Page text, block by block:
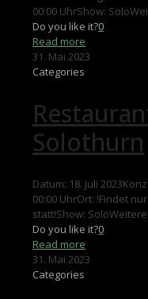
00:00 UhrShow:
Do you like it?0
Read more
31. Mai 2023
Categories
Solothurn
Datum: 18. Juli
00:00 UhrOrt: !Findet
statt!Show:
Do you like it?0
Read more
31. Mai 2023
Categories